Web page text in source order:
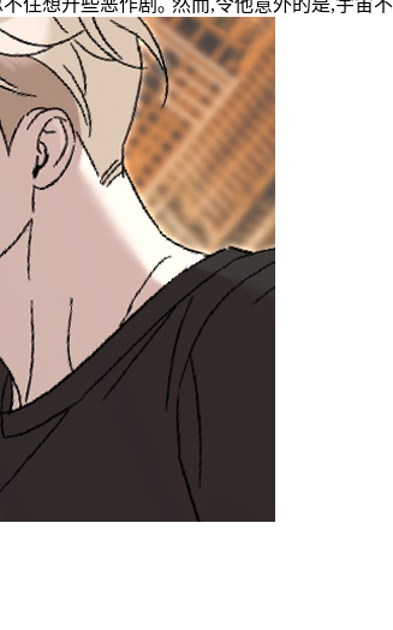
住想开些恶作剧｡ 然而,令他意外的是,宇宙